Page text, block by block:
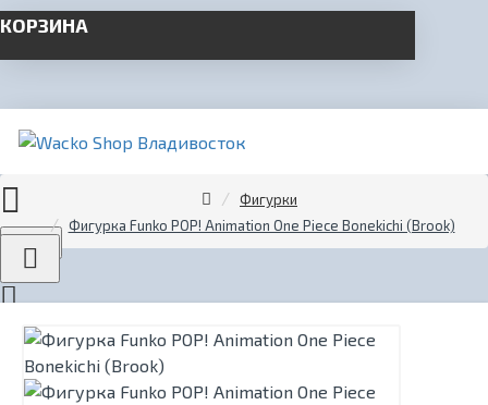
КОРЗИНА
Menu
Фигурки
Фигурка Funko POP! Animation One Piece Bonekichi (Brook)